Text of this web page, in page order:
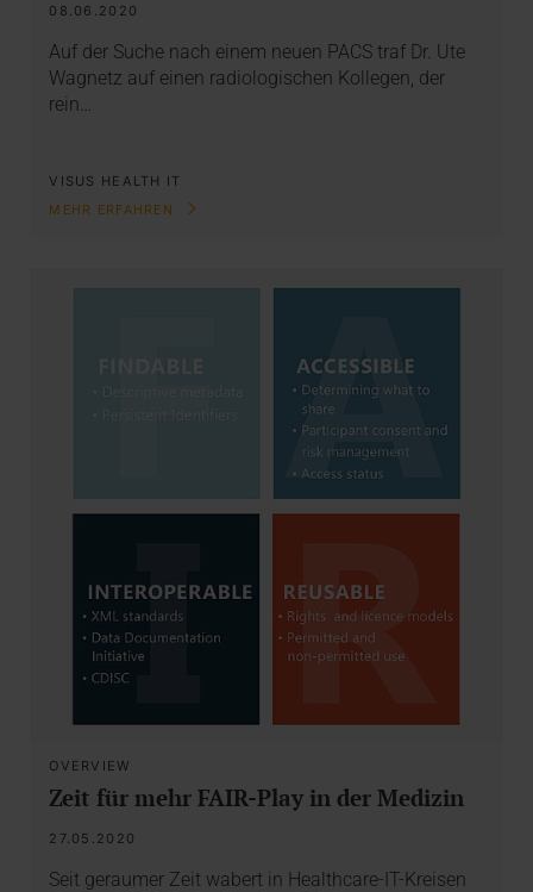
08.06.2020
Auf der Suche nach einem neuen PACS traf Dr. Ute
Wagnetz auf einen radiologischen Kollegen, der
rein…
VISUS HEALTH IT
MEHR ERFAHREN
OVERVIEW
Zeit für mehr FAIR-Play in der Medizin
27.05.2020
Seit geraumer Zeit wabert in Healthcare-IT-Kreisen